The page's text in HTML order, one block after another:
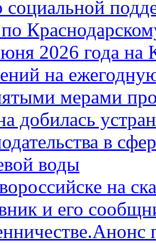
социальной
2026 года на
на
мерами
добилась
в
воды
на
и его